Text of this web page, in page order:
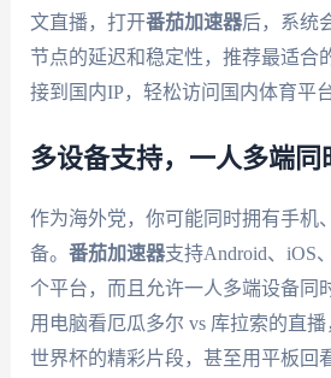
文直播，打开番茄加速器后，系统
节点的延迟和稳定性，推荐最适合
接到国内IP，轻松访问国内体育平台
多设备支持，一人多端同
作为海外党，你可能同时拥有手机
备。 番茄加速器支持Android、iOS
个平台，而且允许一人多端设备同
用电脑看厄瓜多尔 vs 库拉索的直
世界杯的精彩片段，甚至用平板回